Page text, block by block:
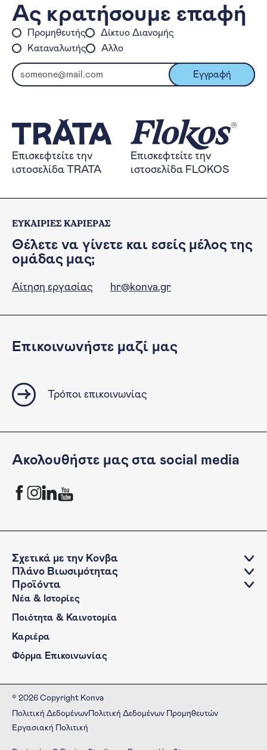
Ας κρατήσουμε επαφή
Προμηθευτής
Δίκτυο Διανομής
Καταναλωτής
Άλλο
Ηλεκτρονικό Ταχυδρομείο:
Εγγραφή
Επισκεφτείτε την ιστοσελίδα
Επισκεφτείτε την
ιστοσελίδα TRATA
Επισκεφτείτε την
Επισκεφτείτε την
ιστοσελίδα FLOKOS
ΕΥΚΑΙΡΙΕΣ ΚΑΡΙΕΡΑΣ
Θέλετε να γίνετε και εσείς μέλος της
ομάδας μας;
Αίτηση εργασίας hr@konva.gr
Επικοινωνήστε μαζί μας
Τρόποι επικοινωνίας
Ακολουθήστε μας στα social media
KONVA Facebook channel
KONVA Instagram channel
KONVA LinkedIn account
KONVA YouTube Channel
Σχετικά με την Κονβα
Πλάνο Βιωσιμότητας
Προϊόντα
Νέα & Ιστορίες
Ποιότητα & Καινοτομία
Καριέρα
Φόρμα Επικοινωνίας
© 2026 Copyright Konva
Πολιτική ΔεδομένωνΠολιτική Δεδομένων Προμηθευτών
Εργασιακή Πολιτική